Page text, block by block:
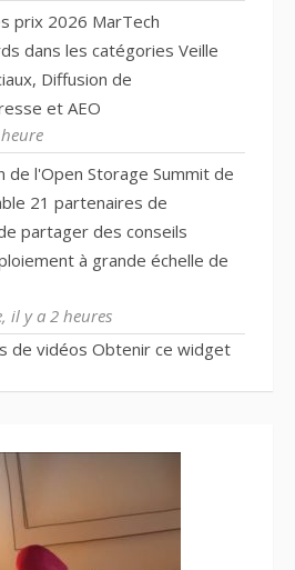
prix 2026 MarTech
dans les catégories Veille
Diffusion de
et AEO
de l'Open Storage Summit de
21 partenaires de
partager des conseils
à grande échelle de
il y a 2 heures
de vidéos Obtenir ce widget